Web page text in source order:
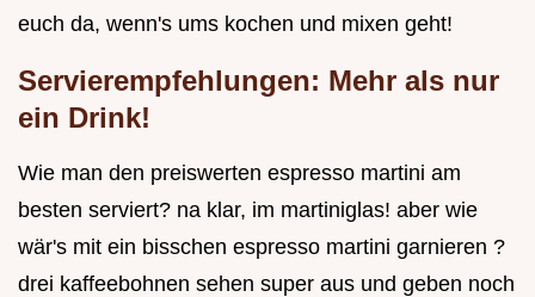
euch da, wenn's ums kochen und mixen geht!
Servierempfehlungen: Mehr als nur
ein Drink!
Wie man den preiswerten espresso martini am
besten serviert? na klar, im martiniglas! aber wie
wär's mit ein bisschen espresso martini garnieren ?
drei kaffeebohnen sehen super aus und geben noch